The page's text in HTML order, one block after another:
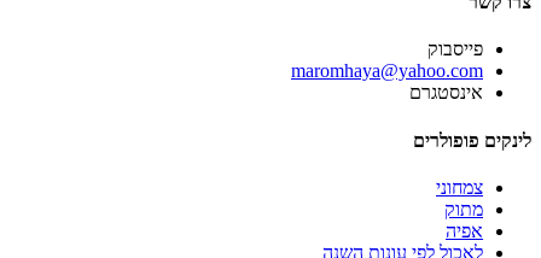
פייסבוק
‫maromhaya@yahoo.com
אינסטגרם
לינקים פופולרים
צמחוני
מתוק
אפיה
לאכול לפי עונות השנה